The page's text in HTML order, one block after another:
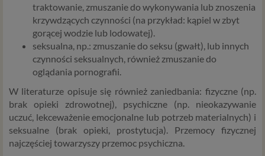
traktowanie, zmuszanie do wykonywania lub znoszenia
krzywdzących czynności (na przykład: kąpiel w zbyt
gorącej wodzie lub lodowatej).
seksualna, np.: zmuszanie do seksu (gwałt), lub innych
czynności seksualnych, również zmuszanie do
oglądania pornografii.
W literaturze opisuje się również zaniedbania: fizyczne (np.
brak opieki zdrowotnej), psychiczne (np. nieokazywanie
uczuć, lekceważenie emocjonalne lub potrzeb materialnych) i
seksualne (brak opieki, prostytucja). Przemocy fizycznej
najczęściej towarzyszy przemoc psychiczna.